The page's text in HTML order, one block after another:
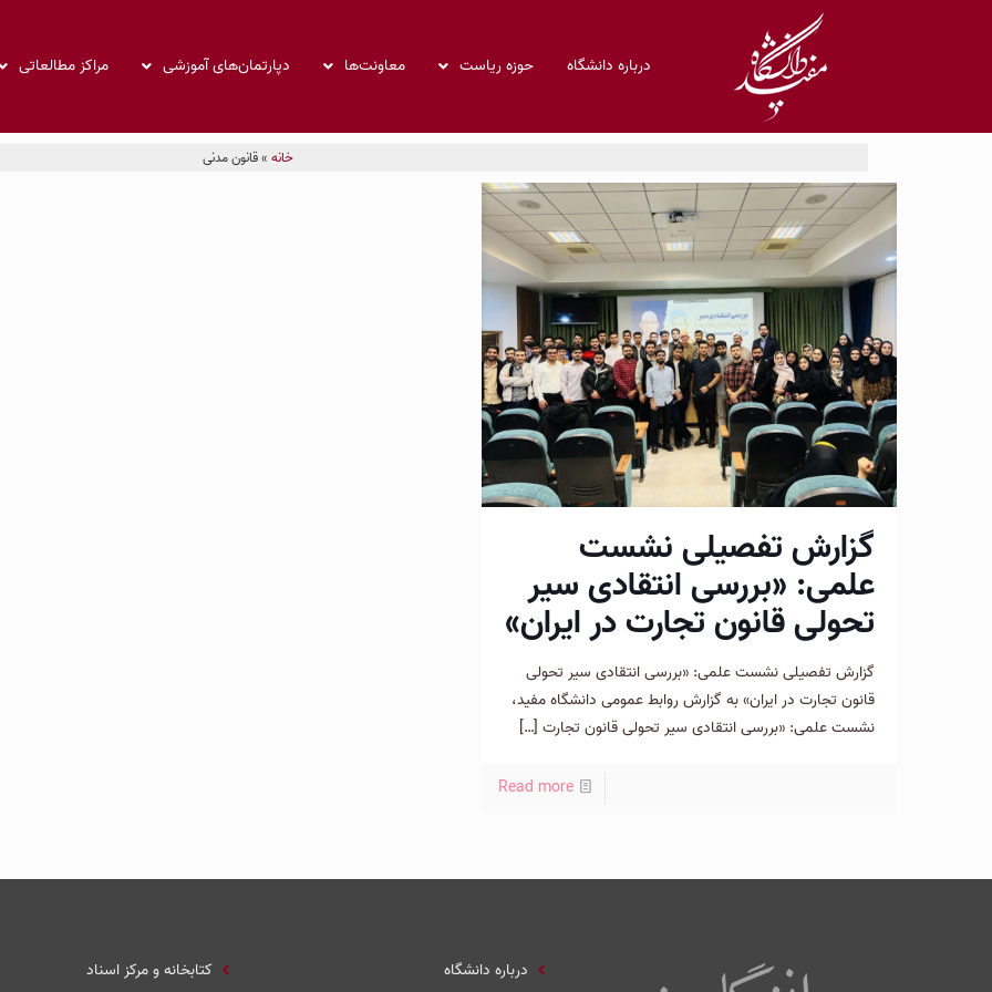
درباره دانشگاه حوزه ریاست معاونت‌ها دپارتمان‌های آموزشی مراکز مطالعاتی
خانه »قانون مدنی
گزارش تفصیلی نشست
علمی: «بررسی انتقادی سیر
تحولی قانون تجارت در ایران»
گزارش تفصیلی نشست علمی: «بررسی انتقادی سیر تحولی
قانون تجارت در ایران» به گزارش روابط عمومی دانشگاه مفید،
نشست علمی: «بررسی انتقادی سیر تحولی قانون تجارت[…]
Read more
درباره دانشگاه
کتابخانه و مرکز اسناد